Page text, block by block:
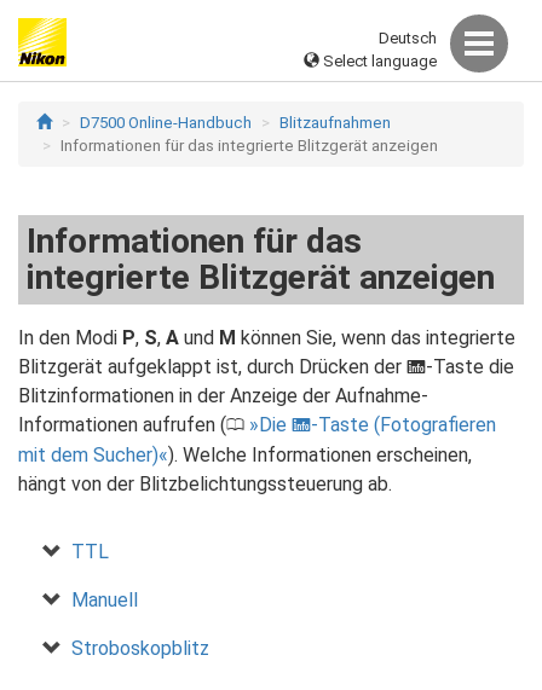
Deutsch
Select language
D7500 Online-Handbuch
Blitzaufnahmen
Informationen für das integrierte Blitzgerät anzeigen
Informationen für das
integrierte Blitzgerät anzeigen
In den Modi P, S, A und M können Sie, wenn das integrierte
Blitzgerät aufgeklappt ist, durch Drücken der R-Taste die
Blitzinformationen in der Anzeige der Aufnahme-
Informationen aufrufen (0 Die R-Taste (Fotografieren
mit dem Sucher) ). Welche Informationen erscheinen,
hängt von der Blitzbelichtungssteuerung ab.
TTL
Manuell
Stroboskopblitz